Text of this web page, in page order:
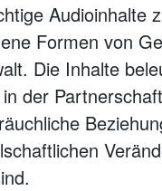
Audioinhalte
Formen von
Die Inhalte
der